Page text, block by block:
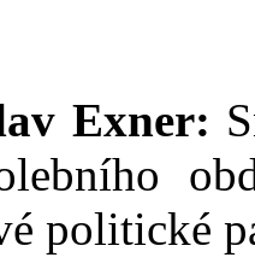
Exner:
politické